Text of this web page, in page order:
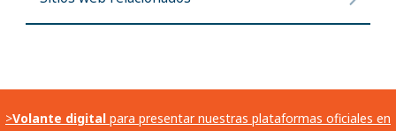
>Volante digital para presentar nuestras plataformas oficiales en